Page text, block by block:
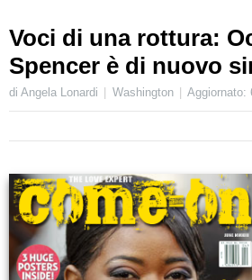
Voci di una rottura:
Spencer è di nuovo
di Angela Lonardi Washington Aggiornato: